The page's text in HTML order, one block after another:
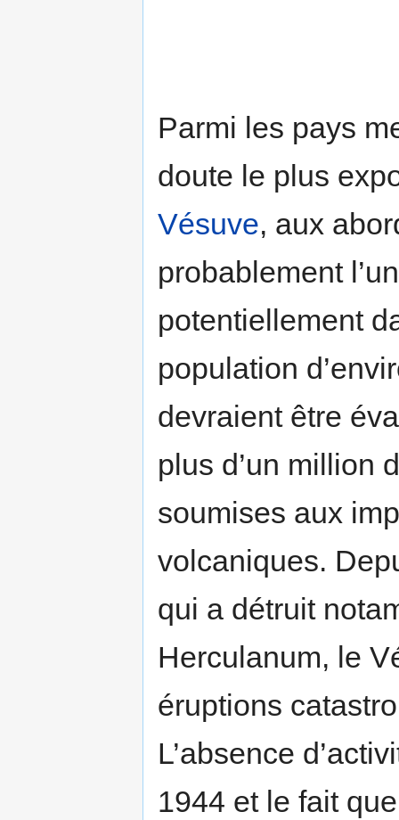
Parmi les pays
doute le plus
Vésuve, aux
probablement
potentiellement
population
devraient être
plus d’un million
soumises aux
volcaniques.
qui a détruit
Herculanum, le
éruptions
L’absence
1944 et le fait